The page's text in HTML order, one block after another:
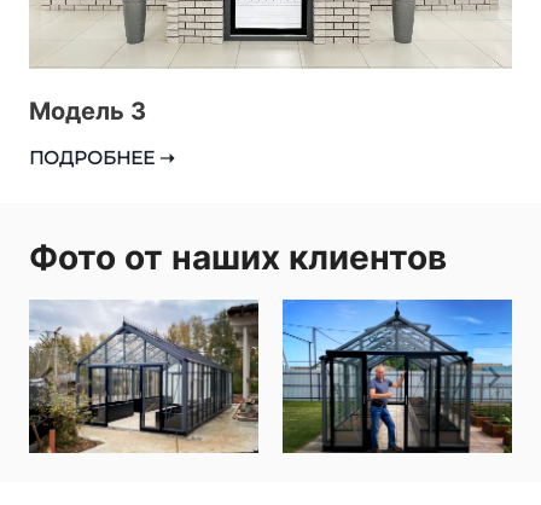
Модель 3
ПОДРОБНЕЕ ➝М
л
ь
3
Фото от наших клиентов